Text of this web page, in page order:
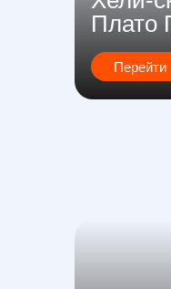
Перейти
Плато